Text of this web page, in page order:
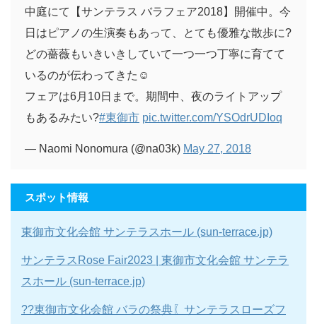
中庭にて【サンテラス バラフェア2018】開催中。今
日はピアノの生演奏もあって、とても優雅な散歩に?
どの薔薇もいきいきしていて一つ一つ丁寧に育てて
いるのが伝わってきた☺️
フェアは6月10日まで。期間中、夜のライトアップ
もあるみたい?#東御市 pic.twitter.com/YSOdrUDIoq
— Naomi Nonomura (@na03k) May 27, 2018
スポット情報
東御市文化会館 サンテラスホール (sun-terrace.jp)
サンテラスRose Fair2023 | 東御市文化会館 サンテラ
スホール (sun-terrace.jp)
??東御市文化会館 バラの祭典〖サンテラスローズフ